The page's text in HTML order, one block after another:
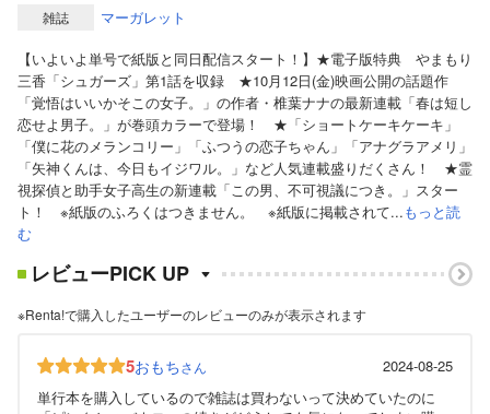
雑誌
マーガレット
【いよいよ単号で紙版と同日配信スタート！】★電子版特典 やまもり
三香「シュガーズ」第1話を収録 ★10月12日(金)映画公開の話題作
「覚悟はいいかそこの女子。」の作者・椎葉ナナの最新連載「春は短し
恋せよ男子。」が巻頭カラーで登場！ ★「ショートケーキケーキ」
「僕に花のメランコリー」「ふつうの恋子ちゃん」「アナグラアメリ」
「矢神くんは、今日もイジワル。」など人気連載盛りだくさん！ ★霊
視探偵と助手女子高生の新連載「この男、不可視議につき。」スター
ト！ ※紙版のふろくはつきません。 ※紙版に掲載されて...もっと読
む
レビューPICK UP
※Renta!で購入したユーザーのレビューのみが表示されます
5おもちさん
2024-08-25
単行本を購入しているので雑誌は買わないって決めていたのに